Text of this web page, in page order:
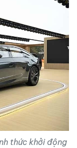
thức khởi động